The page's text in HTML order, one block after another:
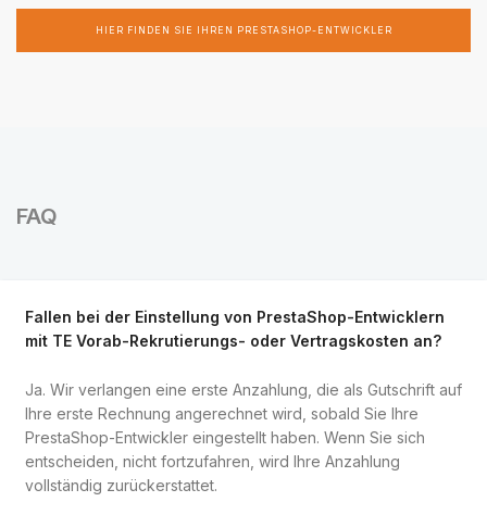
HIER FINDEN SIE IHREN PRESTASHOP-ENTWICKLER
FAQ
Fallen bei der Einstellung von PrestaShop-Entwicklern
mit TE Vorab-Rekrutierungs- oder Vertragskosten an?
Ja. Wir verlangen eine erste Anzahlung, die als Gutschrift auf
Ihre erste Rechnung angerechnet wird, sobald Sie Ihre
PrestaShop-Entwickler eingestellt haben. Wenn Sie sich
entscheiden, nicht fortzufahren, wird Ihre Anzahlung
vollständig zurückerstattet.